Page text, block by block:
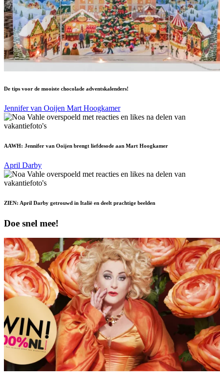
De tips voor de mooiste chocolade adventskalenders!
Jennifer van Ooijen Mart Hoogkamer
AAWH: Jennifer van Ooijen brengt liefdesode aan Mart Hoogkamer
April Darby
ZIEN: April Darby getrouwd in Italië en deelt prachtige beelden
Doe snel mee!